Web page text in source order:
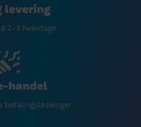
levering
2-3 hverdage
handel
betalingsløsninger